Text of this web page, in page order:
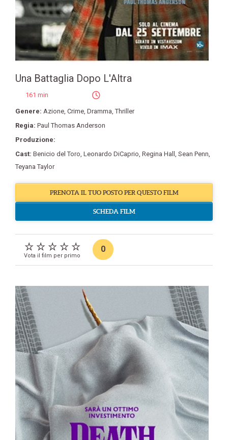
Una Battaglia Dopo L'Altra
161 min
Genere: Azione Crime Dramma ,Thriller
Regia: Paul Thomas Anderson
Produzione:
Cast: Benicio del Toro Leonardo DiCaprio Regina Hall Sean Penn
Teyana Taylor
PRENOTA IL TUO POSTO PER QUESTO FILM
SCHEDA FILM
Vota il film per primo
0